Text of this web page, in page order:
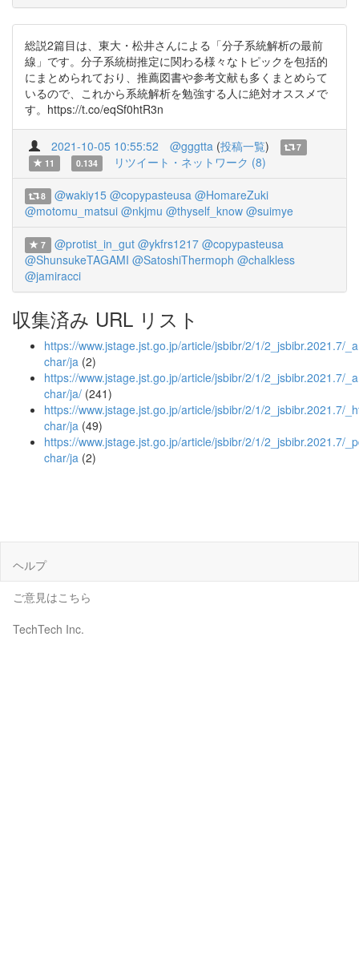
総説2篇目は、東大・松井さんによる「分子系統解析の最前
線」です。分子系統樹推定に関わる様々なトピックを包括的
にまとめられており、推薦図書や参考文献も多くまとめらて
いるので、これから系統解析を勉強する人に絶対オススメで
す。https://t.co/eqSf0htR3n
2021-10-05 10:55:52 @gggtta (投稿一覧)
7
11
0.134 リツイート・ネットワーク (8)
8 @wakiy15 @copypasteusa @HomareZuki
@motomu_matsui @nkjmu @thyself_know @suimye
7 @protist_in_gut @ykfrs1217 @copypasteusa
@ShunsukeTAGAMI @SatoshiThermoph @chalkless
@jamiracci
収集済み URL リスト
https://www.jstage.jst.go.jp/article/jsbibr/2/1/2_jsbibr.2021.7/
char/ja (2)
https://www.jstage.jst.go.jp/article/jsbibr/2/1/2_jsbibr.2021.7/
char/ja/ (241)
https://www.jstage.jst.go.jp/article/jsbibr/2/1/2_jsbibr.2021.7/
char/ja (49)
https://www.jstage.jst.go.jp/article/jsbibr/2/1/2_jsbibr.2021.7/
char/ja (2)
ヘルプ
ご意見はこちら
TechTech Inc.